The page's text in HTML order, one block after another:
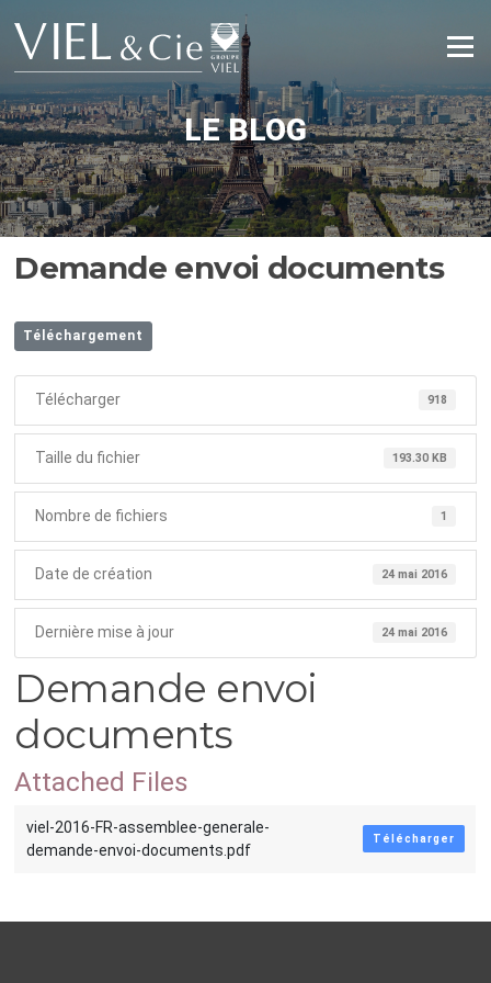
contenu
Menu
LE BLOG
Demande envoi documents
Téléchargement
Télécharger 918
Taille du fichier 193.30 KB
Nombre de fichiers 1
Date de création 24 mai 2016
Dernière mise à jour 24 mai 2016
Demande envoi
documents
Attached Files
viel-2016-FR-assemblee-generale-
demande-envoi-documents.pdf
Télécharger